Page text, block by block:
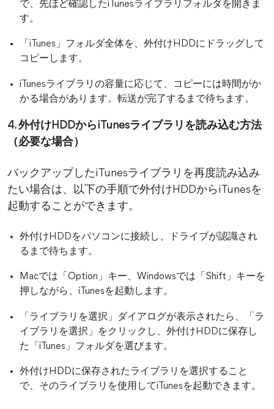
で、先ほど確認したiTunesライブラリフォルダを開きま
す。
「iTunes」フォルダ全体を、外付けHDDにドラッグして
コピーします。
iTunesライブラリの容量に応じて、コピーには時間がか
かる場合があります。転送が完了するまで待ちます。
4. 外付けHDDからiTunesライブラリを読み込む方法
（必要な場合）
バックアップしたiTunesライブラリを再度読み込み
たい場合は、以下の手順で外付けHDDからiTunesを
起動することができます。
外付けHDDをパソコンに接続し、ドライブが認識され
るまで待ちます。
Macでは「Option」キー、Windowsでは「Shift」キーを
押しながら、iTunesを起動します。
「ライブラリを選択」ダイアログが表示されたら、「ラ
イブラリを選択」をクリックし、外付けHDDに保存し
た「iTunes」フォルダを選びます。
外付けHDDに保存されたライブラリを選択すること
で、そのライブラリを使用してiTunesを起動できます。